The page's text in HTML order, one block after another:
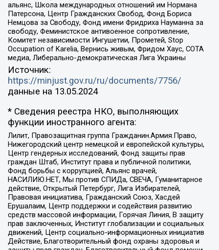
альянс, Школа международных отношений им Нормана
Патерсона, Центр Гражданских Свобод, Фонд Бориса
Немцова за Свободу, Фонд имени Фридриха Науманна за
свободу, Феминистское антивоенное сопротивление,
Комитет независимости Ингушетии, Прометей, Stop
Occupation of Karelia, Вернись живым, Фридом Хаус, СОТА
медиа, Либерально-демократическая Лига Украины
Источник:
https://minjust.gov.ru/ru/documents/7756/
данные на 13.05.2024
* Сведения реестра НКО, выполняющих
функции иностранного агента:
Лилит, Правозащитная группа Гражданин.Армия.Право,
Нижегородский центр немецкой и европейской культуры,
Центр гендерных исследований, Фонд защиты прав
граждан Штаб, Институт права и публичной политики,
Фонд борьбы с коррупцией, Альянс врачей,
НАСИЛИЮ.НЕТ, Мы против СПИДа, СВЕЧА, Гуманитарное
действие, Открытый Петербург, Лига Избирателей,
Правовая инициатива, Гражданский Союз, Хасдей
Ерушалаим, Центр поддержки и содействия развитию
средств массовой информации, Горячая Линия, В защиту
прав заключенных, Институт глобализации и социальных
движений, Центр социально-информационных инициатив
Действие, Благотворительный фонд охраны здоровья и